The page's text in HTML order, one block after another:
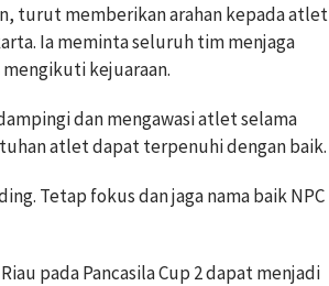
turut memberikan arahan kepada atlet
Ia meminta seluruh tim menjaga
kejuaraan.
dan mengawasi atlet selama
atlet dapat terpenuhi dengan baik.
Tetap fokus dan jaga nama baik NPC
pada Pancasila Cup 2 dapat menjadi